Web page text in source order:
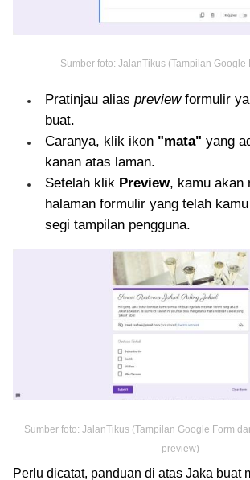
Sumber foto: JalanTikus (Tampilan Google
Pratinjau alias previewformulir
buat.
Caranya, klik ikon "mata" yang
kanan atas laman.
Setelah klik Preview, kamu akan
halaman formulir yang telah
segi tampilan pengguna.
Sumber foto: JalanTikus (Tampilan Google Form
preview)
Perlu dicatat, panduan di atas Jaka buat